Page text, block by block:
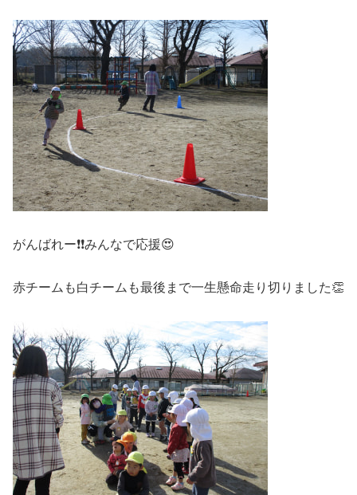
がんばれー❗❗みんなで応援😍
赤チームも白チームも最後まで一生懸命走り切りました👏